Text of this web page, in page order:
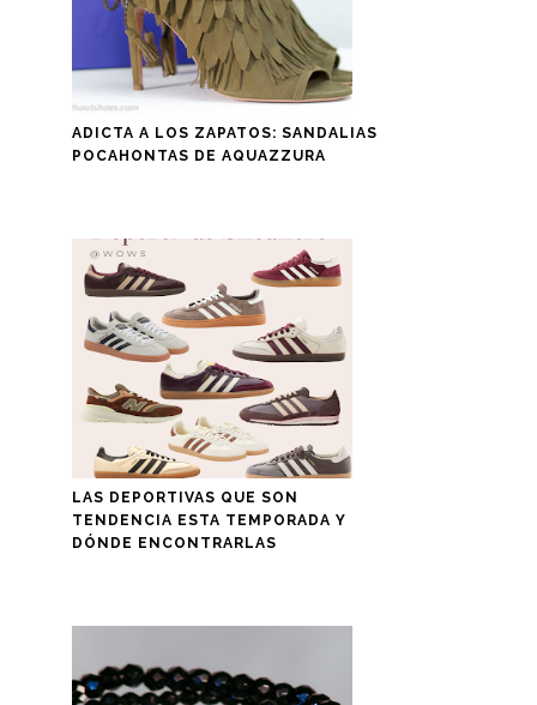
ADICTA A LOS ZAPATOS: SANDALIAS
POCAHONTAS DE AQUAZZURA
LAS DEPORTIVAS QUE SON
TENDENCIA ESTA TEMPORADA Y
DÓNDE ENCONTRARLAS